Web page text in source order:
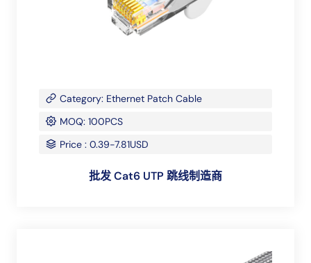
Category: Ethernet Patch Cable
MOQ: 100PCS
Price : 0.39-7.81USD
批发 Cat6 UTP 跳线制造商